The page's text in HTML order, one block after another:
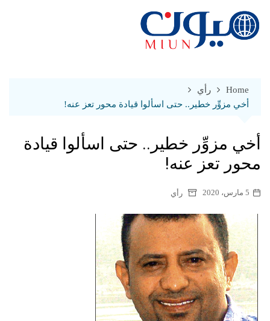
content
Home
رأي
أخي مزوِّر خطير.. حتى اسألوا قيادة محور تعز عنه!
أخي مزوِّر خطير.. حتى اسألوا قيادة
محور تعز عنه!
5 مارس، 2020 رأي